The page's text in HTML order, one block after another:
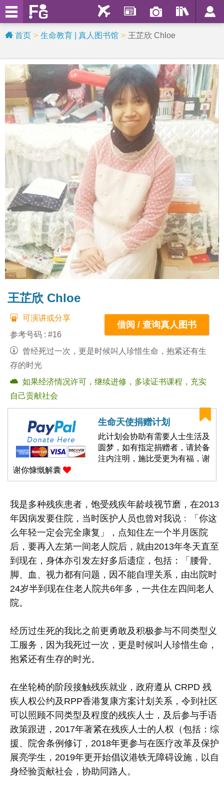
首页 生命教育 | 真人图书馆 王芷欣 Chloe
王芷欣 Chloe
借阅 / 查询真人图书
可演讲或分享
参考号码 : #16
曾经死过一次，更是时候叫人珍惜生命，抱紧还有生
存的时光
如果经济情况许可，继续进修，多读证书课程，充实
自己贡献社会
生命天使捐赠计划
此计划会协助有需要人士生活及
圆梦，如有指定捐赠者，请於备
注内注明，施比受更为有福，谢
谢你慷慨解囊
我是多种残疾患者，饱受残疾年龄歧视节磨，在2013
年因病发要住院，当时医护人员也曾对我说﹕「你这
么年轻一定会完全康复」，点知住左一个半月医院
后，要再入左第一间老人院后，就由2013年冬天直至
到现在，身体亦引发左好多后遗症，包括：「腰骨、
脚、血、视力都有问题，因不能自理关系，由出院时
24岁半到现在住老人院共6年多，一共住左四间老人
院。
经历过生死的我比之前更勇敢及积极参与不同类型义
工服务，因为我死过一次，更是时候叫人珍惜生命，
抱紧还有生存的时光。
在坐轮椅的阶段接触残疾就业，政府遵从 CRPD 残
疾人权公约及RPP香港复康方案计划关系，令到社区
可以照顾不同类型及程度的残疾人士，及后参与手语
政策跟进，2017年著紧在残疾人士的人权（包括：综
援、院舍条例修订，2018年更参与在医疗改革及保护
展亮学生，2019年更开始倡议港铁无障碍设施，以自
身经验贡献社会，协助同路人。